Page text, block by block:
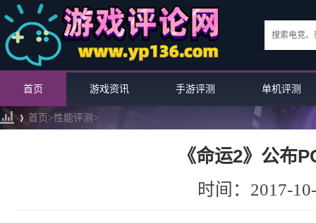
首页 游戏资讯 手游评测 单机评测
首页>性能评测 >
《命运2》公布
时间：2017-